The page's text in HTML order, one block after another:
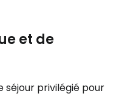
et de
séjour privilégié pour